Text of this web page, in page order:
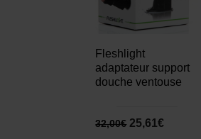
Fleshlight
adaptateur support
douche ventouse
32,00€ 25,61€